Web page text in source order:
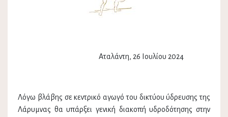
Αταλάντη, 26 Ιουλίου 2024
Λόγω βλάβης σε κεντρικό αγωγό του δικτύου ύδρευσης της
Λάρυμνας θα υπάρξει γενική διακοπή υδροδότησης στην